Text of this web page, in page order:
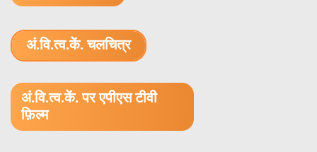
अं.वि.त्व.कें. चलचित्र
अं.वि.त्व.कें. पर एपीएस टीवी
फ़िल्म